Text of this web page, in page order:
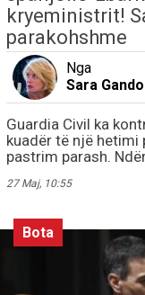
kryeministrit!
parakohshme
Nga
Sara
Guardia Civil ka
kuadër të një
pastrim parash.
27 Maj, 10:55
Bota